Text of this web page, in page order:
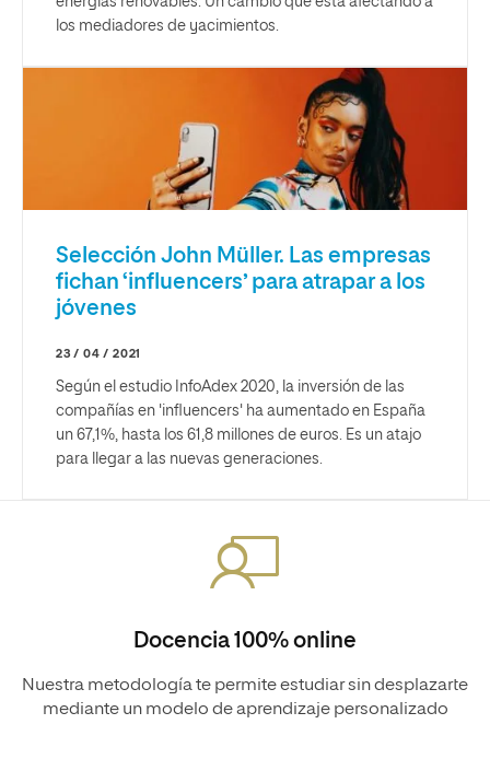
los mediadores de yacimientos.
Selección John Müller. Las empresas
fichan ‘influencers’ para atrapar a los
jóvenes
23 / 04 / 2021
Según el estudio InfoAdex 2020, la inversión de las
compañías en 'influencers' ha aumentado en España
un 67,1%, hasta los 61,8 millones de euros. Es un atajo
para llegar a las nuevas generaciones.
Docencia 100% online
Nuestra metodología te permite estudiar sin desplazarte
mediante un modelo de aprendizaje personalizado